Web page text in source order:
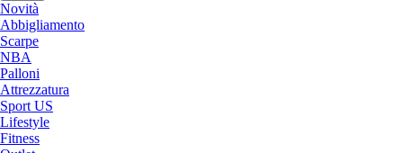
Novità
Abbigliamento
Scarpe
NBA
Palloni
Attrezzatura
Sport US
Lifestyle
Fitness